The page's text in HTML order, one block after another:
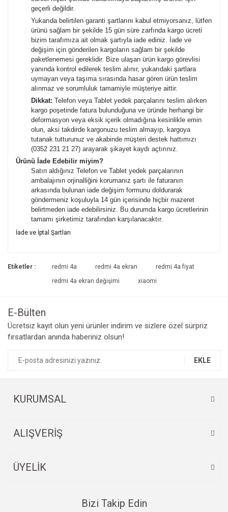
geçerli değildir.
Yukarıda belirtilen garanti şartlarını kabul etmiyorsanız, lütfen
ürünü sağlam bir şekilde 15 gün süre zarfında kargo ücreti
bizim tarafımıza ait olmak şartıyla iade ediniz. İade ve
değişim için gönderilen kargoların sağlam bir şekilde
paketlenemesi gereklidir. Bize ulaşan ürün kargo görevlisi
yanında kontrol edilerek teslim alınır, yukarıdaki şartlara
uymayan veya taşıma sırasında hasar gören ürün teslim
alınmaz ve sorumluluk tamamiyle müşteriye aittir.
Dikkat: Telefon veya Tablet yedek parçalarını teslim alırken
kargo poşetinde fatura bulunduğuna ve üründe herhangi bir
deformasyon veya eksik içerik olmadığına kesinlikle emin
olun, aksi takdirde kargonuzu teslim almayıp, kargoya
tutanak tutturunuz ve akabinde müşteri destek hattımızı
(0352 231 21 27) arayarak şikayet kaydı açtırınız.
Ürünü İade Edebilir miyim?
Satın aldığınız Telefon ve Tablet yedek parçalarının
ambalajının orjinalliğini korumanız şartı ile faturanın
arkasında bulunan iade değişim formunu doldurarak
göndermeniz koşuluyla 14 gün içerisinde hiçbir mazeret
belirtmeden iade edebilirsiniz. Bu durumda kargo ücretlerinin
tamamı şirketimiz tarafından karşılanacaktır.
Yorum Yaz
Bu ürünün fiyat bilgisi, resim, ürün açıklamalarında ve diğer
Ürün bilgilerinde hatalar bulunuyor.
Ürün fiyatı diğer sitelerden daha pahalı.
İade ve İptal Şartları
tıklayınız.
Etiketler : redmi 4a redmi 4a ekran
redmi 4a fiyat
redmi 4a ekran değişimi
xiaomi
E-Bülten
Ücretsiz kayıt olun yeni ürünler indirim ve sizlere özel sürpriz
fırsatlardan anında haberiniz olsun!
EKLE
KURUMSAL
ALIŞVERİŞ
ÜYELİK
Bizi Takip Edin